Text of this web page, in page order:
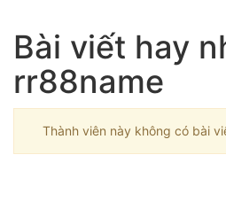
Bài viết hay
rr88name
Thành viên này không có bài